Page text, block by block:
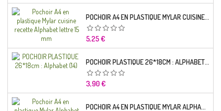
POCHOIR A4 EN PLASTIQUE MYLAR CUISINE RECETTE ALPHABET LETTRE 15 MM
Prix
5,25 €
POCHOIR PLASTIQUE 26*18CM : ALPHABET (14)
Prix
3,90 €
POCHOIR A4 EN PLASTIQUE MYLAR ALPHABET LETTRE TYPO CHARLEMAGNE